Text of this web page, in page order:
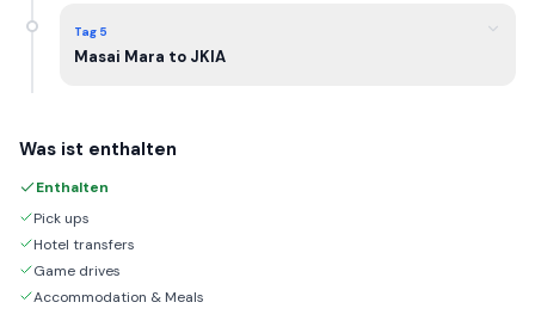
Tag 5
Masai Mara to JKIA
Was ist enthalten
Enthalten
Pick ups
Hotel transfers
Game drives
Accommodation & Meals